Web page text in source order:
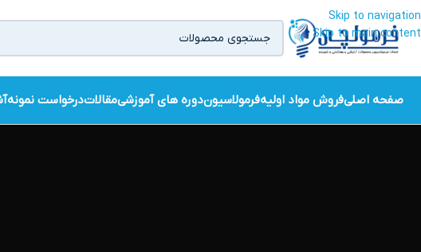
Skip to navigation
Skip to main content
صفحه اصلیفروش مواد اولیهفرمولاسیوندوره های آموزشیمقالاتدرخواست نمونه